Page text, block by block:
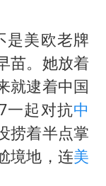
47岁妈妈突然产女 26岁女儿：很震惊
OpenAI为免费用户升级GPT-5.6 Luna
年仅44岁
日本广岛民众举行游行反对政府行径
实探山东最热的“中国蔬菜之乡”
是美欧老牌
苗。她放着
就逮着中国
一起对抗中
捞着半点掌
境地，连美